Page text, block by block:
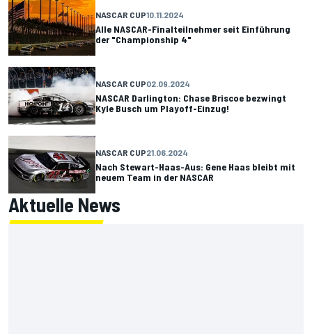
NASCAR CUP10.11.2024
Alle NASCAR-Finalteilnehmer seit Einführung
der "Championship 4"
NASCAR CUP02.09.2024
NASCAR Darlington: Chase Briscoe bezwingt
Kyle Busch um Playoff-Einzug!
NASCAR CUP21.06.2024
Nach Stewart-Haas-Aus: Gene Haas bleibt mit
neuem Team in der NASCAR
Aktuelle News